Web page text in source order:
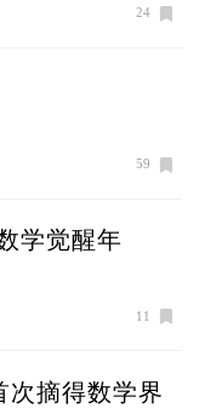
24
59
学觉醒年
11
次摘得数学界